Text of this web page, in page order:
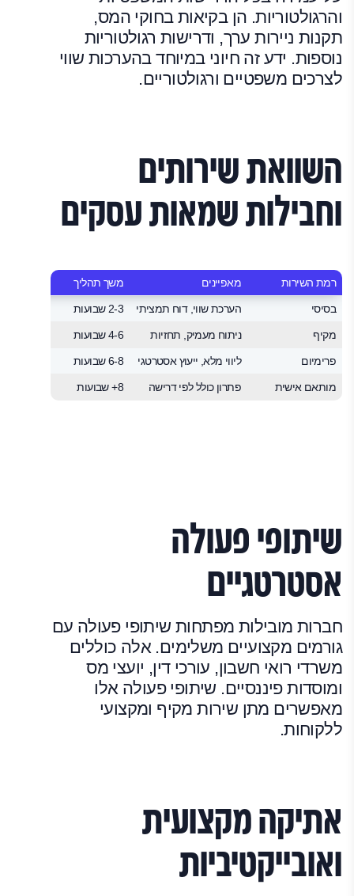
והרגולטוריות. הן בקיאות בחוקי המס,
תקנות ניירות ערך, ודרישות רגולטוריות
נוספות. ידע זה חיוני במיוחד בהערכות שווי
לצרכים משפטיים ורגולטוריים.
השוואת שירותים
וחבילות שמאות עסקים
רמת השירות מאפיינים משך תהליך
בסיסי הערכת שווי, דוח תמציתי 2-3 שבועות
מקיף ניתוח מעמיק, תחזיות 4-6 שבועות
פרימיום ליווי מלא, ייעוץ אסטרטגי 6-8 שבועות
מותאם אישית פתרון כולל לפי דרישה 8+ שבועות
שיתופי פעולה
אסטרטגיים
חברות מובילות מפתחות שיתופי פעולה עם
גורמים מקצועיים משלימים. אלה כוללים
משרדי רואי חשבון, עורכי דין, יועצי מס
ומוסדות פיננסיים. שיתופי פעולה אלו
מאפשרים מתן שירות מקיף ומקצועי
ללקוחות.
אתיקה מקצועית
ואובייקטיביות